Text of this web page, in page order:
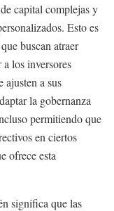
capital complejas y
Esto es
buscan atraer
los inversores
ajusten a sus
la gobernanza
permitiendo que
en ciertos
ofrece esta
significa que las